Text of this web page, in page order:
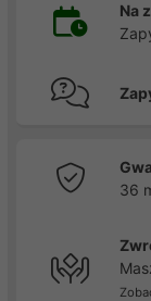
Na
36